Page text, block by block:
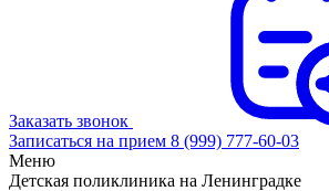
Заказать звонок
Записаться на прием 8 (999) 777-60-03
Меню
Детская поликлиника на Ленинградке